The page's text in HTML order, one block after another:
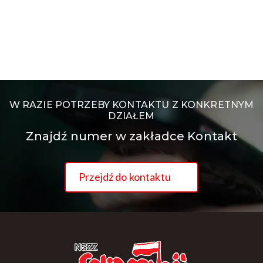
W RAZIE POTRZEBY KONTAKTU Z KONKRETNYM
DZIAŁEM
Znajdź numer w zakładce Kontakt
Przejdź do kontaktu